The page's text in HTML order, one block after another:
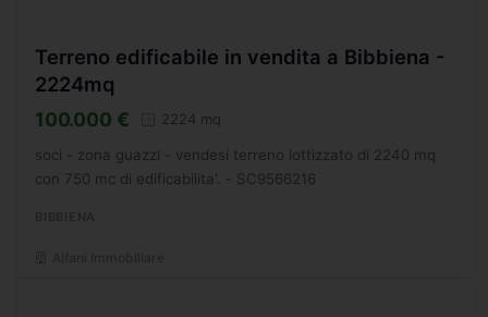
Terreno edificabile in vendita a Bibbiena -
2224mq
100.000 € 2224 mq
soci - zona guazzi - vendesi terreno lottizzato di 2240 mq
con 750 mc di edificabilita'. - SC9566216